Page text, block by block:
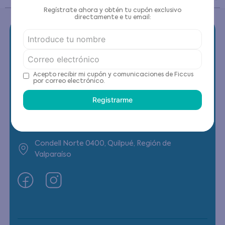
Contáctanos
(22) 6178818 - Compras Internet
Condell Norte 0400, Quilpué, Región de
Valparaíso
Regístrate ahora y obtén tu cupón exclusivo
directamente e tu email:
Acepto recibir mi cupón y comunicaciones de Ficcus
por correo electrónico.
Registrarme